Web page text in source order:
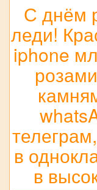
С днём
леди!
iphone
в
в